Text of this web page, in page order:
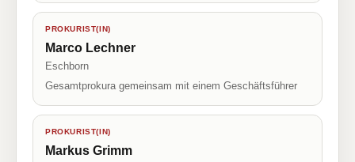
PROKURIST(IN)
Marco Lechner
Eschborn
Gesamtprokura gemeinsam mit einem Geschäftsführer
PROKURIST(IN)
Markus Grimm